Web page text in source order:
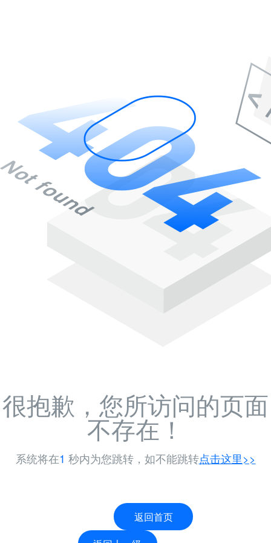
很抱歉，您所访问的页面
不存在！
系统将在-1 秒内为您跳转，如不能跳转点击这里>>
返回首页